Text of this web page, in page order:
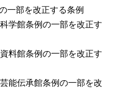
一部を改正する条例
学館条例の一部を改正す
料館条例の一部を改正す
能伝承館条例の一部を改